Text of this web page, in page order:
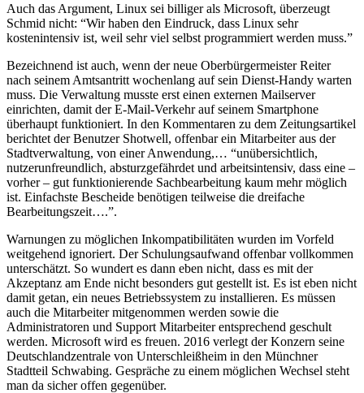
Auch das Argument, Linux sei billiger als Microsoft, überzeugt
Schmid nicht: “Wir haben den Eindruck, dass Linux sehr
kostenintensiv ist, weil sehr viel selbst programmiert werden muss.”
Bezeichnend ist auch, wenn der neue Oberbürgermeister Reiter
nach seinem Amtsantritt wochenlang auf sein Dienst-Handy warten
muss. Die Verwaltung musste erst einen externen Mailserver
einrichten, damit der E-Mail-Verkehr auf seinem Smartphone
überhaupt funktioniert. In den Kommentaren zu dem Zeitungsartikel
berichtet der Benutzer Shotwell, offenbar ein Mitarbeiter aus der
Stadtverwaltung, von einer Anwendung,… “unübersichtlich,
nutzerunfreundlich, absturzgefährdet und arbeitsintensiv, dass eine –
vorher – gut funktionierende Sachbearbeitung kaum mehr möglich
ist. Einfachste Bescheide benötigen teilweise die dreifache
Bearbeitungszeit….”.
Warnungen zu möglichen Inkompatibilitäten wurden im Vorfeld
weitgehend ignoriert. Der Schulungsaufwand offenbar vollkommen
unterschätzt. So wundert es dann eben nicht, dass es mit der
Akzeptanz am Ende nicht besonders gut gestellt ist. Es ist eben nicht
damit getan, ein neues Betriebssystem zu installieren. Es müssen
auch die Mitarbeiter mitgenommen werden sowie die
Administratoren und Support Mitarbeiter entsprechend geschult
werden. Microsoft wird es freuen. 2016 verlegt der Konzern seine
Deutschlandzentrale von Unterschleißheim in den Münchner
Stadtteil Schwabing. Gespräche zu einem möglichen Wechsel steht
man da sicher offen gegenüber.